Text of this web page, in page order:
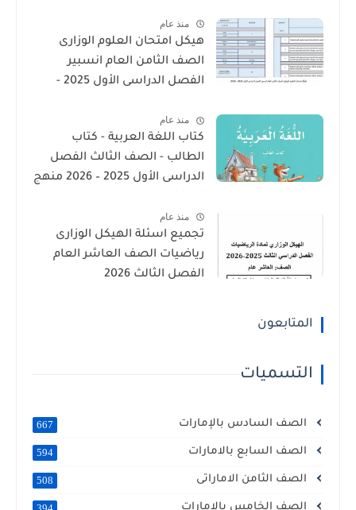
منذ عام
هيكل امتحان العلوم الوزارى
الصف الثامن العام انسبير
الفصل الدراسى الأول 2025 -
منذ عام
كتاب اللغة العربية - كتاب
الطالب - الصف الثالث الفصل
الدراسى الأول 2025 – 2026 منهج
منذ عام
تجميع اسئلة الهيكل الوزارى
رياضيات الصف العاشر العام
الفصل الثالث 2026
المتابعون
التسميات
الصف السادس بالإمارات
الصف السابع بالامارات
الصف الثامن الاماراتى
الصف الخامس بالإمارات